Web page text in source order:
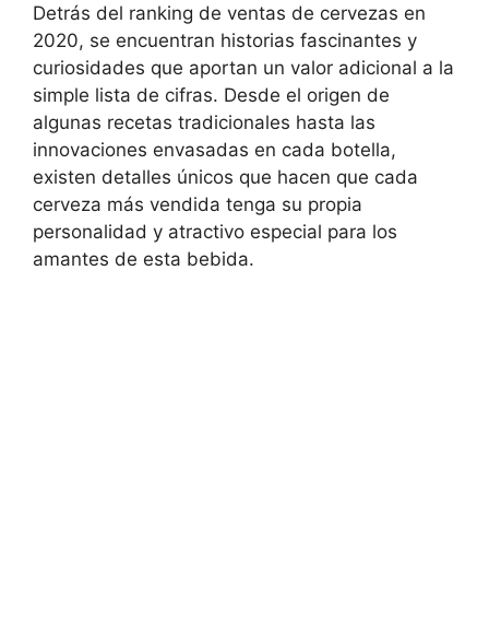
Detrás del ranking de ventas de cervezas en
2020, se encuentran historias fascinantes y
curiosidades que aportan un valor adicional a la
simple lista de cifras. Desde el origen de
algunas recetas tradicionales hasta las
innovaciones envasadas en cada botella,
existen detalles únicos que hacen que cada
cerveza más vendida tenga su propia
personalidad y atractivo especial para los
amantes de esta bebida.